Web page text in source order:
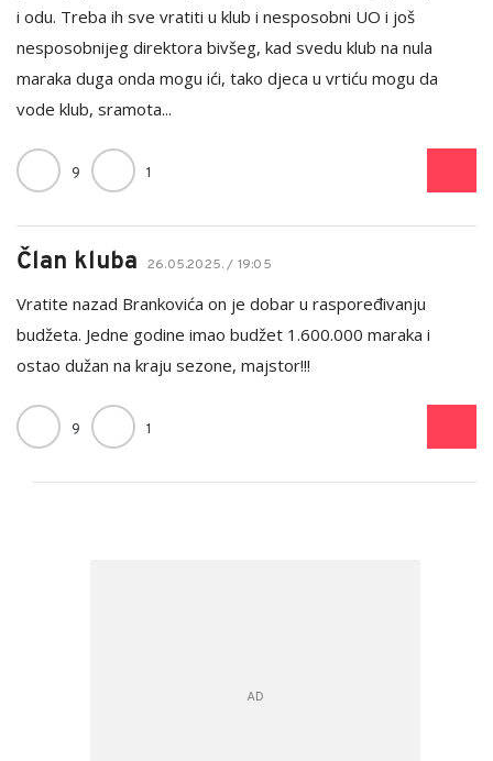
i odu. Treba ih sve vratiti u klub i nesposobni UO i još
nesposobnijeg direktora bivšeg, kad svedu klub na nula
maraka duga onda mogu ići, tako djeca u vrtiću mogu da
vode klub, sramota...
9 1
Član kluba 26.05.2025. / 19:05
Vratite nazad Brankovića on je dobar u raspoređivanju
budžeta. Jedne godine imao budžet 1.600.000 maraka i
ostao dužan na kraju sezone, majstor!!!
9 1